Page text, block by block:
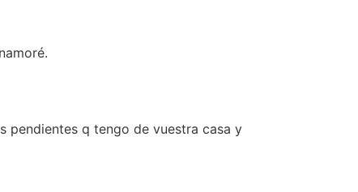
pendientes q tengo de vuestra casa y